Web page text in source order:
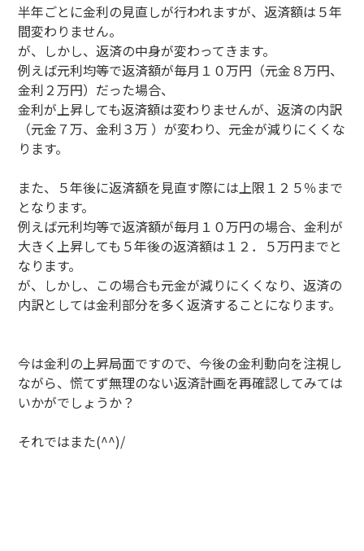
半年ごとに金利の見直しが行われますが、返済額は５年
間変わりません。
が、しかし、返済の中身が変わってきます。
例えば元利均等で返済額が毎月１０万円（元金８万円、
金利２万円）だった場合、
金利が上昇しても返済額は変わりませんが、返済の内訳
（元金７万、金利３万 ）が変わり、元金が減りにくくな
ります。
また、５年後に返済額を見直す際には上限１２５％まで
となります。
例えば元利均等で返済額が毎月１０万円の場合、金利が
大きく上昇しても５年後の返済額は１２．５万円までと
なります。
が、しかし、この場合も元金が減りにくくなり、返済の
内訳としては金利部分を多く返済することになります。
今は金利の上昇局面ですので、今後の金利動向を注視し
ながら、慌てず無理のない返済計画を再確認してみては
いかがでしょうか？
それではまた(^^)/